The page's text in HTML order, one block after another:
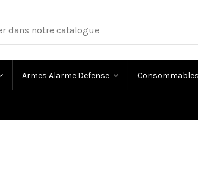
Armes Alarme Defense Consommables